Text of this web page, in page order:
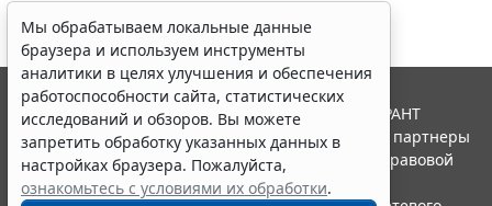
Мы обрабатываем локальные данные
браузера и используем инструменты
аналитики в целях улучшения и обеспечения
работоспособности сайта, статистических
исследований и обзоров. Вы можете
запретить обработку указанных данных в
настройках браузера. Пожалуйста,
ознакомьтесь с условиями их обработки.
© ООО "НПП "ГАРАНТ-СЕРВИС", 2026. Система ГАРАНТ
выпускается с 1990 года. Компания "Гарант" и ее партнеры
являются участниками Российской ассоциации правовой
информации ГАРАНТ.